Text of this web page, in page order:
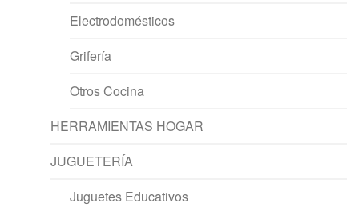
Electrodomésticos
Grifería
Otros Cocina
HERRAMIENTAS HOGAR
JUGUETERÍA
Juguetes Educativos